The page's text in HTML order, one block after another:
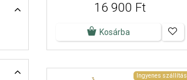
16 900 Ft
Kosárba
Ingyenes szállítás